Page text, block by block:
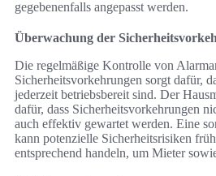
gegebenenfalls angepasst werden.
Überwachung der
Die regelmäßige Kontrolle von
Sicherheitsvorkehrungen sorgt dafür,
jederzeit betriebsbereit sind. Der
dafür, dass Sicherheitsvorkehrungen
auch effektiv gewartet werden. Eine
kann potenzielle Sicherheitsrisiken
entsprechend handeln, um Mieter